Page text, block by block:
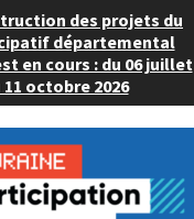
des projets du
départemental
en cours : du 06 juillet
11 octobre 2026